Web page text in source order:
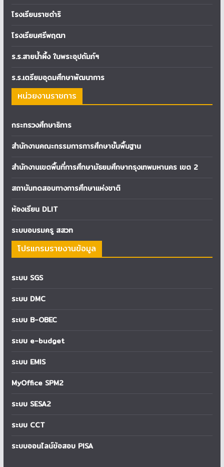
โรงเรียนราชดำริ
โรงเรียนศรีพฤฒา
ร.ร.สายน้ำผึ้ง ในพระอุปถัมภ์ฯ
ร.ร.เตรียมอุดมศึกษาพัฒนาการ
หน่วยงานราชการ
กระทรวงศึกษาธิการ
สำนักงานคณะกรรมการการศึกษาขั้นพื้นฐาน
สำนักงานเขตพื้นที่การศึกษามัธยมศึกษากรุงเทพมหานคร เขต 2
สถาบันทดสอบทางการศึกษาแห่งชาติ
ห้องเรียน DLIT
ระบบอบรมครู สสวท
โปรแกรมรายงานข้อมูล
ระบบ SGS
ระบบ DMC
ระบบ B-OBEC
ระบบ e-budget
ระบบ EMIS
MyOffice SPM2
ระบบ SESA2
ระบบ CCT
ระบบออนไลน์ข้อสอบ PISA